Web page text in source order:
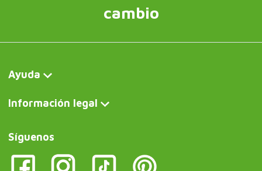
cambio
Ayuda
Información legal
Síguenos